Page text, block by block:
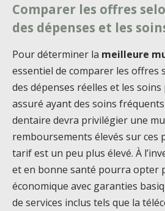
Comparer les offres
des dépenses et les
Pour déterminer la meilleure
essentiel de comparer les offres
des dépenses réelles et les
assuré ayant des soins
dentaire devra privilégier une
remboursements élevés sur ces
tarif est un peu plus élevé. À
et en bonne santé pourra opter
économique avec garanties
de services inclus tels que la